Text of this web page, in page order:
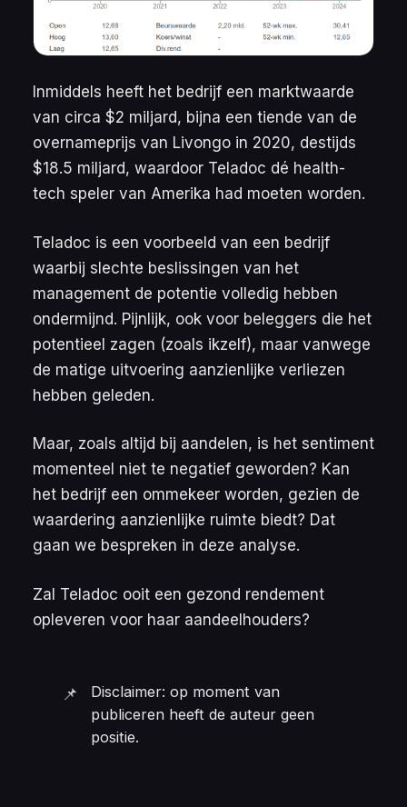
Inmiddels heeft het bedrijf een marktwaarde
van circa $2 miljard, bijna een tiende van de
overnameprijs van Livongo in 2020, destijds
$18.5 miljard, waardoor Teladoc dé health-
tech speler van Amerika had moeten worden.
Teladoc is een voorbeeld van een bedrijf
waarbij slechte beslissingen van het
management de potentie volledig hebben
ondermijnd. Pijnlijk, ook voor beleggers die het
potentieel zagen (zoals ikzelf), maar vanwege
de matige uitvoering aanzienlijke verliezen
hebben geleden.
Maar, zoals altijd bij aandelen, is het sentiment
momenteel niet te negatief geworden? Kan
het bedrijf een ommekeer worden, gezien de
waardering aanzienlijke ruimte biedt? Dat
gaan we bespreken in deze analyse.
Zal Teladoc ooit een gezond rendement
opleveren voor haar aandeelhouders?
📌
Disclaimer: op moment van
publiceren heeft de auteur geen
positie.